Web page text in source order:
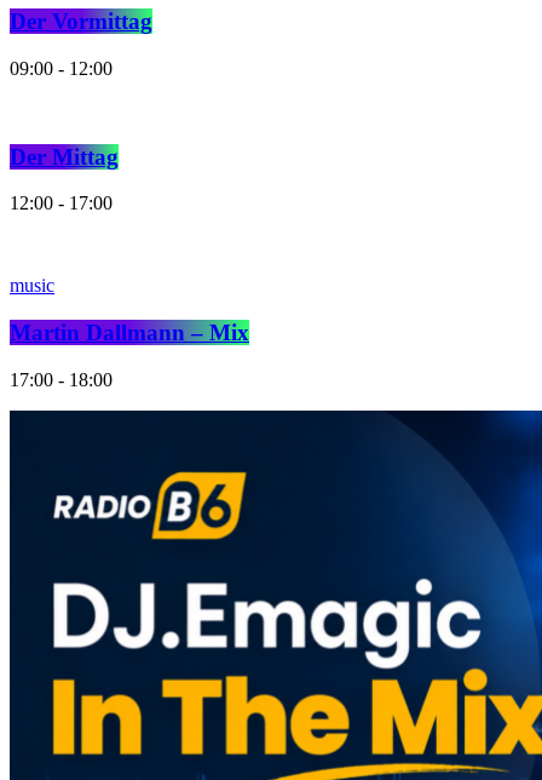
Der Vormittag
09:00 - 12:00
Der Mittag
12:00 - 17:00
music
Martin Dallmann – Mix
17:00 - 18:00